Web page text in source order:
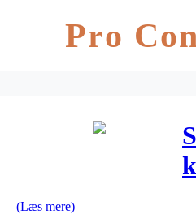
Pro
(Læs mere)